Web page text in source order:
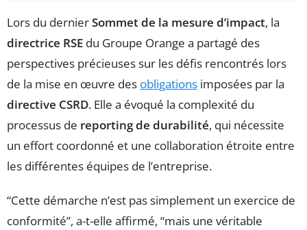
Lors du dernierSommet de la mesure d’impact, la
directrice RSE du Groupe Orange a partagé des
perspectives précieuses sur les défis rencontrés lors
de la mise en œuvre des obligations imposées par la
directive CSRD. Elle a évoqué la complexité du
processus de reporting de durabilité, qui nécessite
un effort coordonné et une collaboration étroite entre
les différentes équipes de l’entreprise.
“Cette démarche n’est pas simplement un exercice de
conformité”, a-t-elle affirmé, “mais une véritable